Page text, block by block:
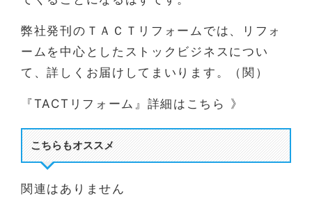
弊社発刊のＴＡＣＴリフォームでは、リフォ
ームを中心としたストックビジネスについ
て、詳しくお届けしてまいります。（関）
『TACTリフォーム』詳細はこちら 》
こちらもオススメ
関連はありません